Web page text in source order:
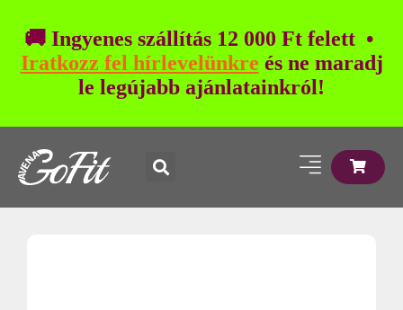
🚚 Ingyenes szállítás 12 000 Ft felett •
Iratkozz fel hírlevelünkre és ne maradj
le legújabb ajánlatainkról!